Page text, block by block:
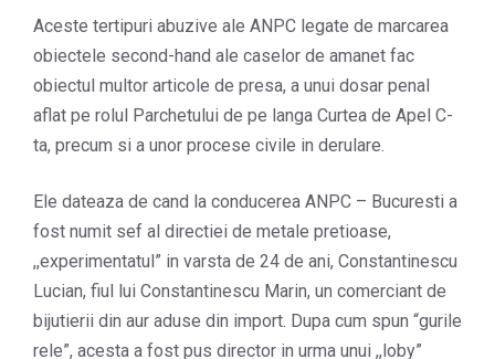
Aceste tertipuri abuzive ale ANPC legate de marcarea
obiectele second-hand ale caselor de amanet fac
obiectul multor articole de presa, a unui dosar penal
aflat pe rolul Parchetului de pe langa Curtea de Apel C-
ta, precum si a unor procese civile in derulare.
Ele dateaza de cand la conducerea ANPC – Bucuresti a
fost numit sef al directiei de metale pretioase,
,,experimentatul” in varsta de 24 de ani, Constantinescu
Lucian, fiul lui Constantinescu Marin, un comerciant de
bijutierii din aur aduse din import. Dupa cum spun “gurile
rele”, acesta a fost pus director in urma unui ,,loby”